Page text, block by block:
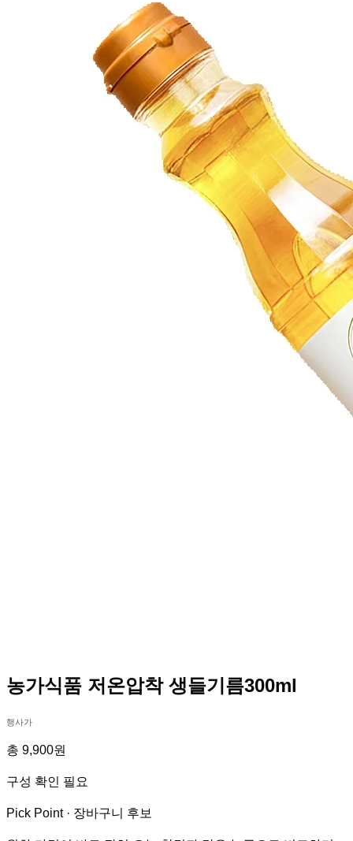
농가식품 저온압착 생들기름300ml
행사가
총 9,900원
구성 확인 필요
Pick Point · 장바구니 후보